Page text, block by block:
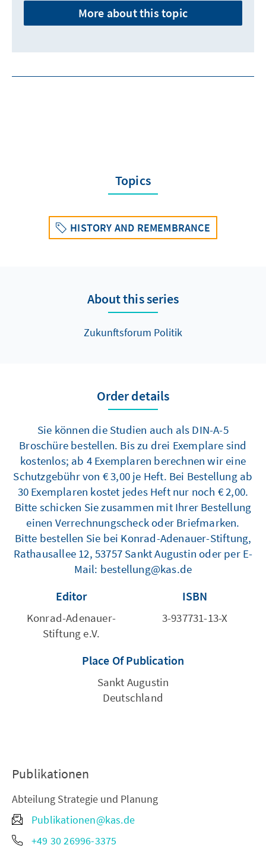
More about this topic
Topics
HISTORY AND REMEMBRANCE
About this series
Zukunftsforum Politik
Order details
Sie können die Studien auch als DIN-A-5
Broschüre bestellen. Bis zu drei Exemplare sind
kostenlos; ab 4 Exemplaren berechnen wir eine
Schutzgebühr von € 3,00 je Heft. Bei Bestellung ab
30 Exemplaren kostet jedes Heft nur noch € 2,00.
Bitte schicken Sie zusammen mit Ihrer Bestellung
einen Verrechnungscheck oder Briefmarken.
Bitte bestellen Sie bei Konrad-Adenauer-Stiftung,
Rathausallee 12, 53757 Sankt Augustin oder per E-
Mail: bestellung@kas.de
Editor
Konrad-Adenauer-
Stiftung e.V.
ISBN
3-937731-13-X
Place Of Publication
Sankt Augustin
Deutschland
Publikationen
Abteilung Strategie und Planung
Publikationen@kas.de
+49 30 26996-3375